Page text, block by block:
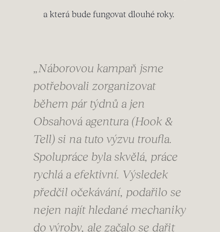
a která bude fungovat dlouhé roky.
„Náborovou kampaň jsme
potřebovali zorganizovat
během pár týdnů a jen
Obsahová agentura (Hook &
Tell) si na tuto výzvu troufla.
Spolupráce byla skvělá, práce
rychlá a efektivní. Výsledek
předčil očekávání, podařilo se
nejen najít hledané mechaniky
do výroby, ale začalo se dařit